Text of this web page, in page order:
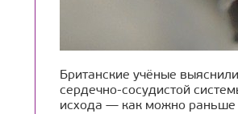
Британские учёные
сердечно-сосудистой
исхода — как можно раньше